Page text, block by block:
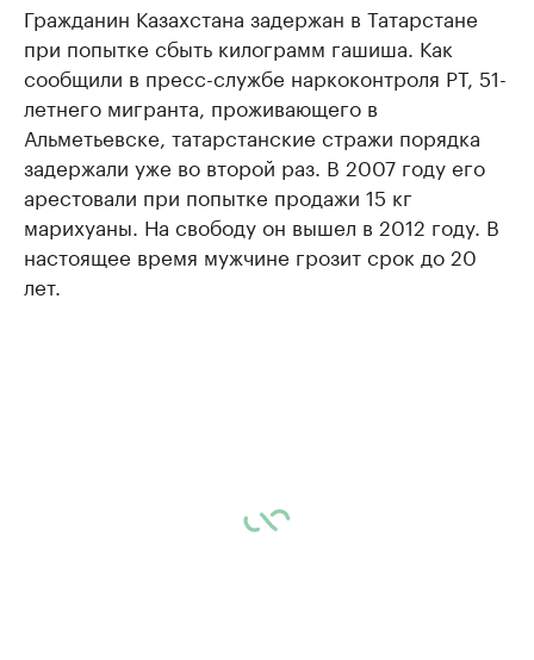
Гражданин Казахстана задержан в Татарстане
при попытке сбыть килограмм гашиша. Как
сообщили в пресс-службе наркоконтроля РТ, 51-
летнего мигранта, проживающего в
Альметьевске, татарстанские стражи порядка
задержали уже во второй раз. В 2007 году его
арестовали при попытке продажи 15 кг
марихуаны. На свободу он вышел в 2012 году. В
настоящее время мужчине грозит срок до 20
лет.